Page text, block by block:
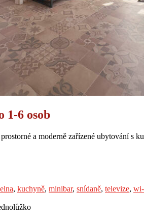
1-6 osob
a moderně zařízené ubytování s
, kuchyně, minibar, snídaně, televize,